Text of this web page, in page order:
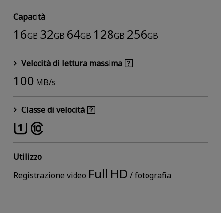
Capacità
16GB 32GB 64GB 128GB 256GB
Velocità di lettura massima
100 MB/s
Classe di velocità
Utilizzo
Registrazione video Full HD / fotografia